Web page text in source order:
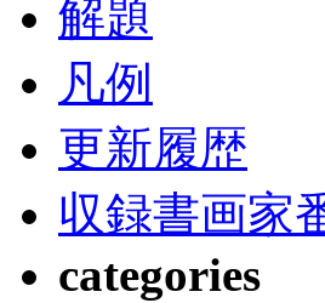
解題
凡例
更新履歴
収録書画家
categories